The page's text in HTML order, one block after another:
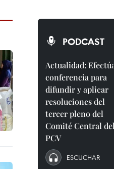
PODCAST
Actualidad:
conferencia para
difundir y aplicar
resoluciones del
tercer pleno del
Comité Central del
PCV
ESCUCHAR